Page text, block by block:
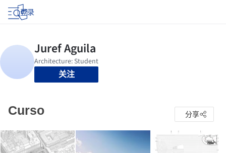
登录
关注
Curso 分享